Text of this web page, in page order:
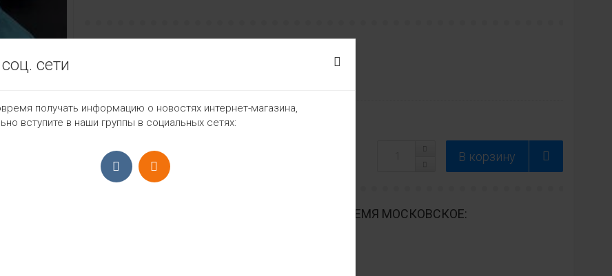
1130₽
ПРИЁМ ЗАКАЗОВ С 9:00-22:00, ЕЖЕДНЕВНО ВРЕМЯ МОСКОВСКОЕ:
сети
получать информацию о новостях интернет-магазина,
вступите в наши группы в социальных сетях: